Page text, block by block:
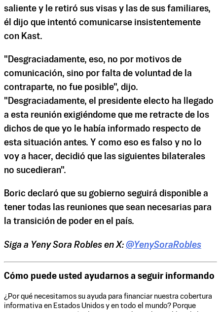
saliente y le retiró sus visas y las de sus familiares,
él dijo que intentó comunicarse insistentemente
con Kast.
"Desgraciadamente, eso, no por motivos de
comunicación, sino por falta de voluntad de la
contraparte, no fue posible", dijo.
"Desgraciadamente, el presidente electo ha llegado
a esta reunión exigiéndome que me retracte de los
dichos de que yo le había informado respecto de
esta situación antes. Y como eso es falso y no lo
voy a hacer, decidió que las siguientes bilaterales
no sucedieran".
Boric declaró que su gobierno seguirá disponible a
tener todas las reuniones que sean necesarias para
la transición de poder en el país.
Siga a Yeny Sora Robles en X: @YenySoraRobles
Cómo puede usted ayudarnos a seguir informando
¿Por qué necesitamos su ayuda para financiar nuestra cobertura
informativa en Estados Unidos y en todo el mundo? Porque